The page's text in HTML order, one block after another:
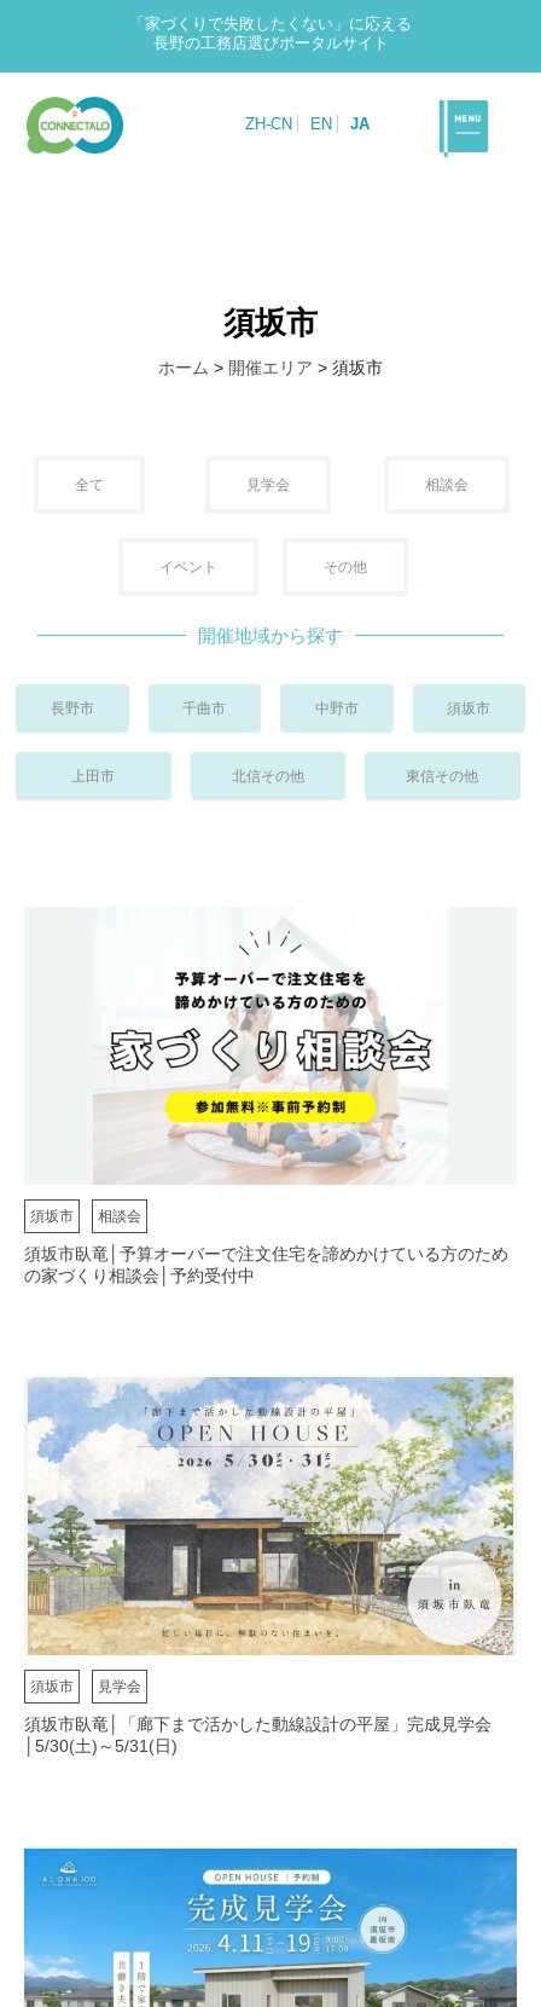
「家づくりで失敗したくない」に応える
長野の工務店選びポータルサイト
ZH-CN EN JA
須坂市
ホーム > 開催エリア > 須坂市
全て 見学会 相談会
イベント その他
開催地域から探す
長野市 千曲市 中野市 須坂市
上田市 北信その他 東信その他
須坂市 相談会
須坂市臥竜│予算オーバーで注文住宅を諦めかけている方のため
の家づくり相談会│予約受付中
須坂市 見学会
須坂市臥竜│「廊下まで活かした動線設計の平屋」完成見学会
│5/30(土)～5/31(日)